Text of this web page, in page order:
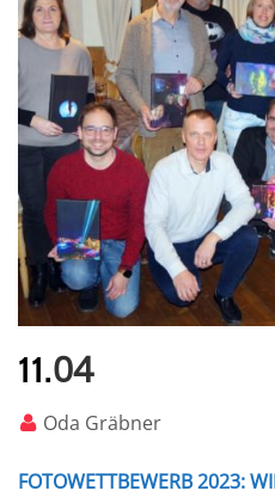
11.04
Oda Gräbner
FOTOWETTBEWERB 2023: